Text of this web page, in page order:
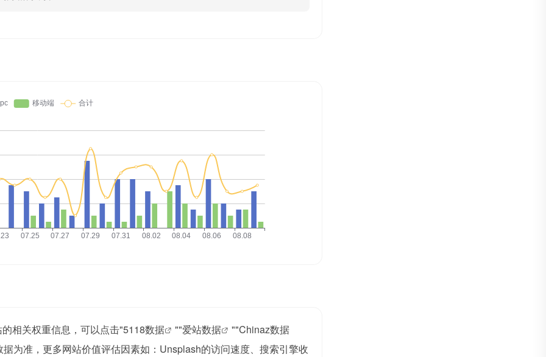
相关权重信息，可以点击"5118数据 ""爱站数据 ""Chinaz数据
为准，更多网站价值评估因素如：Unsplash的访问速度、搜索引擎收